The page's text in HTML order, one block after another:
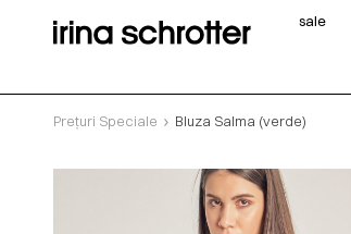
sale
Prețuri Speciale Bluza Salma (verde)